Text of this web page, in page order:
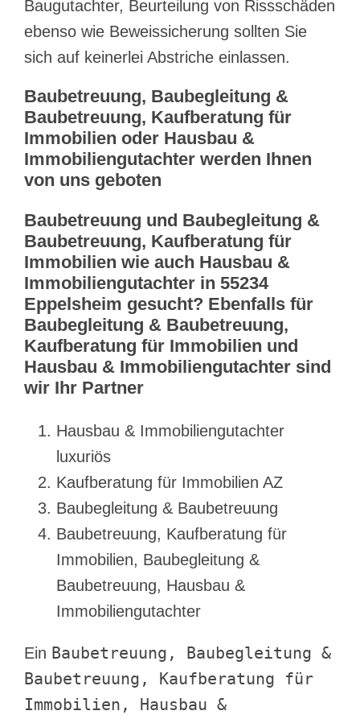
Baugutachter, Beurteilung von Rissschäden
ebenso wie Beweissicherung sollten Sie
sich auf keinerlei Abstriche einlassen.
Baubetreuung, Baubegleitung &
Baubetreuung, Kaufberatung für
Immobilien oder Hausbau &
Immobiliengutachter werden Ihnen
von uns geboten
Baubetreuung und Baubegleitung &
Baubetreuung, Kaufberatung für
Immobilien wie auch Hausbau &
Immobiliengutachter in 55234
Eppelsheim gesucht? Ebenfalls für
Baubegleitung & Baubetreuung,
Kaufberatung für Immobilien und
Hausbau & Immobiliengutachter sind
wir Ihr Partner
Hausbau & Immobiliengutachter
luxuriös
Kaufberatung für Immobilien AZ
Baubegleitung & Baubetreuung
Baubetreuung, Kaufberatung für
Immobilien, Baubegleitung &
Baubetreuung, Hausbau &
Immobiliengutachter
Ein Baubetreuung, Baubegleitung &
Baubetreuung, Kaufberatung für
Immobilien, Hausbau &